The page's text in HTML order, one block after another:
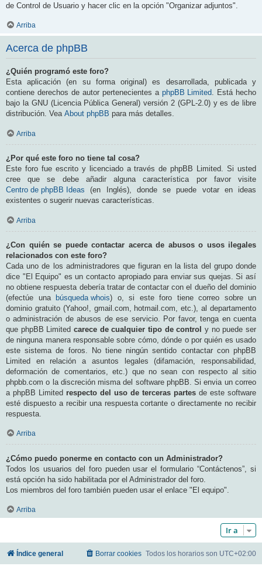
de Control de Usuario y hacer clic en la opción "Organizar adjuntos".
Arriba
Acerca de phpBB
¿Quién programó este foro?
Esta aplicación (en su forma original) es desarrollada, publicada y
contiene derechos de autor pertenecientes a phpBB Limited. Está hecho
bajo la GNU (Licencia Pública General) versión 2 (GPL-2.0) y es de libre
distribución. Vea About phpBB para más detalles.
Arriba
¿Por qué este foro no tiene tal cosa?
Este foro fue escrito y licenciado a través de phpBB Limited. Si usted
cree que se debe añadir alguna característica por favor visite
Centro de phpBB Ideas (en Inglés), donde se puede votar en ideas
existentes o sugerir nuevas características.
Arriba
¿Con quién se puede contactar acerca de abusos o usos ilegales
relacionados con este foro?
Cada uno de los administradores que figuran en la lista del grupo donde
dice "El Equipo" es un contacto apropiado para enviar sus quejas. Si así
no obtiene respuesta debería tratar de contactar con el dueño del dominio
(efectúe una
búsqueda whois) o, si este foro tiene correo sobre un
dominio gratuito (Yahoo!, gmail.com, hotmail.com, etc.), al departamento
o administración de abusos de ese servicio. Por favor, tenga en cuenta
que phpBB Limited carece de cualquier tipo de control y no puede ser
de ninguna manera responsable sobre cómo, dónde o por quién es usado
este sistema de foros. No tiene ningún sentido contactar con phpBB
Limited en relación a asuntos legales (difamación, responsabilidad,
deformación de comentarios, etc.) que no sean con respecto al sitio
phpbb.com o la discreción misma del software phpBB. Si envia un correo
a phpBB Limited respecto del uso de terceras partes de este software
esté dispuesto a recibir una respuesta cortante o directamente no recibir
respuesta.
Arriba
¿Cómo puedo ponerme en contacto con un Administrador?
Todos los usuarios del foro pueden usar el formulario “Contáctenos”, si
está opción ha sido habilitada por el Administrador del foro.
Los miembros del foro también pueden usar el enlace "El equipo".
Arriba
Ir a
Índice general Todos los horarios son UTC+02:00
Borrar cookies